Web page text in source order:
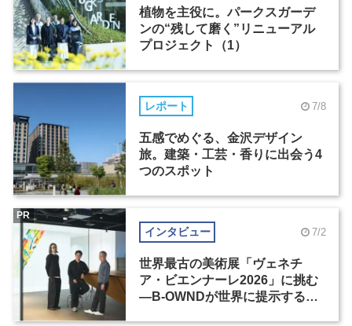
植物を主役に。パークスガーデ
ンの“残して磨く”リニューアル
プロジェクト（1）
レポート 7/8
五感でめぐる、金沢デザイン
旅。建築・工芸・香りに出会う4
つのスポット
インタビュー 7/2
世界最古の美術展「ヴェネチ
ア・ビエンナーレ2026」に挑む
―B-OWNDが世界に提示する美
PR